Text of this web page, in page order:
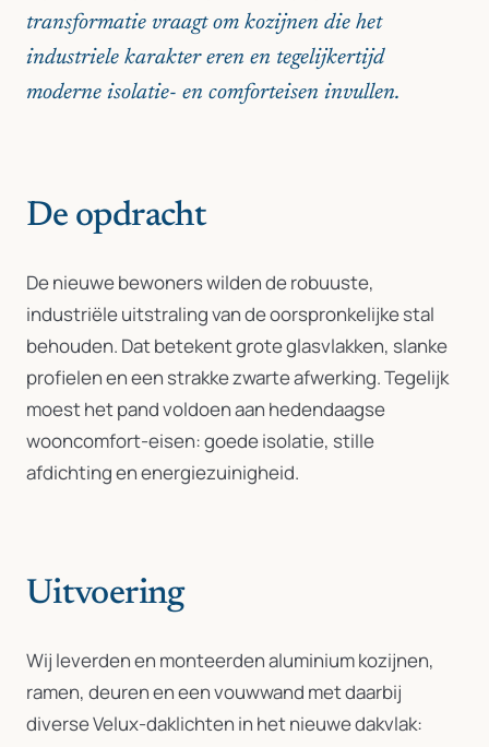
transformatie vraagt om kozijnen die het
industriele karakter eren en tegelijkertijd
moderne isolatie- en comforteisen invullen.
De opdracht
De nieuwe bewoners wilden de robuuste,
industriële uitstraling van de oorspronkelijke stal
behouden. Dat betekent grote glasvlakken, slanke
profielen en een strakke zwarte afwerking. Tegelijk
moest het pand voldoen aan hedendaagse
wooncomfort-eisen: goede isolatie, stille
afdichting en energiezuinigheid.
Uitvoering
Wij leverden en monteerden aluminium kozijnen,
ramen, deuren en een vouwwand met daarbij
diverse Velux-daklichten in het nieuwe dakvlak: